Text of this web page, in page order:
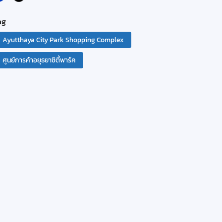
Ayutthaya City Park Shopping Complex
ศูนย์การค้าอยุธยาซิตี้พาร์ค